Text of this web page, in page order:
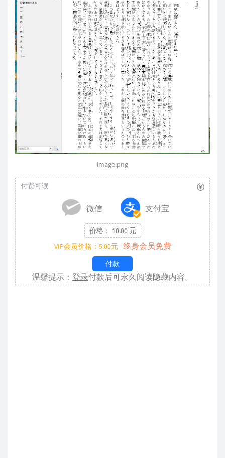
image.png
微信 支付宝
价格： 10.00 元
VIP会员价格：5.00元 终身会员免费
付款
温馨提示： 登录付款后可永久阅读隐藏内容。
付费可读